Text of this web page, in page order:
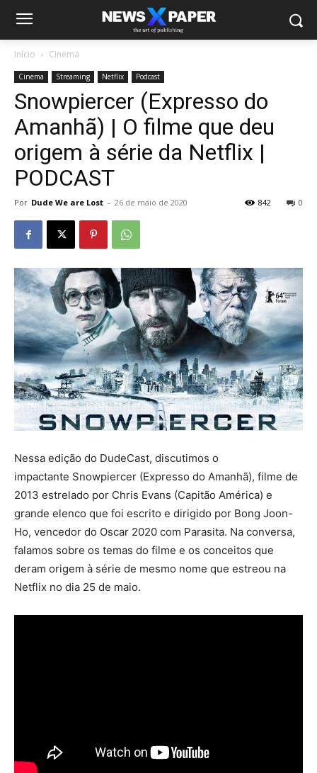
Início Cinema
Cinema Streaming Netflix Podcast
Snowpiercer (Expresso do
Amanhã) | O filme que deu
origem à série da Netflix |
PODCAST
Por Dude We are Lost - 26 de maio de 2020 0
842
Nessa edição do DudeCast, discutimos o
impactante Snowpiercer (Expresso do Amanhã), filme de
2013 estrelado por Chris Evans (Capitão América) e
grande elenco que foi escrito e dirigido por Bong Joon-
Ho, vencedor do Oscar 2020 com Parasita. Na conversa,
falamos sobre os temas do filme e os conceitos que
deram origem à série de mesmo nome que estreou na
Netflix no dia 25 de maio.